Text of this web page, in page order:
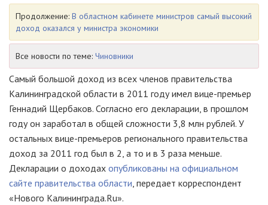
Продолжение: В областном кабинете министров самый высокий
доход оказался у министра экономики
Все новости по теме: Чиновники
Самый большой доход из всех членов правительства
Калининградской области в 2011 году имел вице-премьер
Геннадий Щербаков. Согласно его декларации, в прошлом
году он заработал в общей сложности 3,8 млн рублей. У
остальных вице-премьеров регионального правительства
доход за 2011 год был в 2, а то и в 3 раза меньше.
Декларации о доходах опубликованы на официальном
сайте правительства области, передает корреспондент
«Нового Калининграда.Ru».